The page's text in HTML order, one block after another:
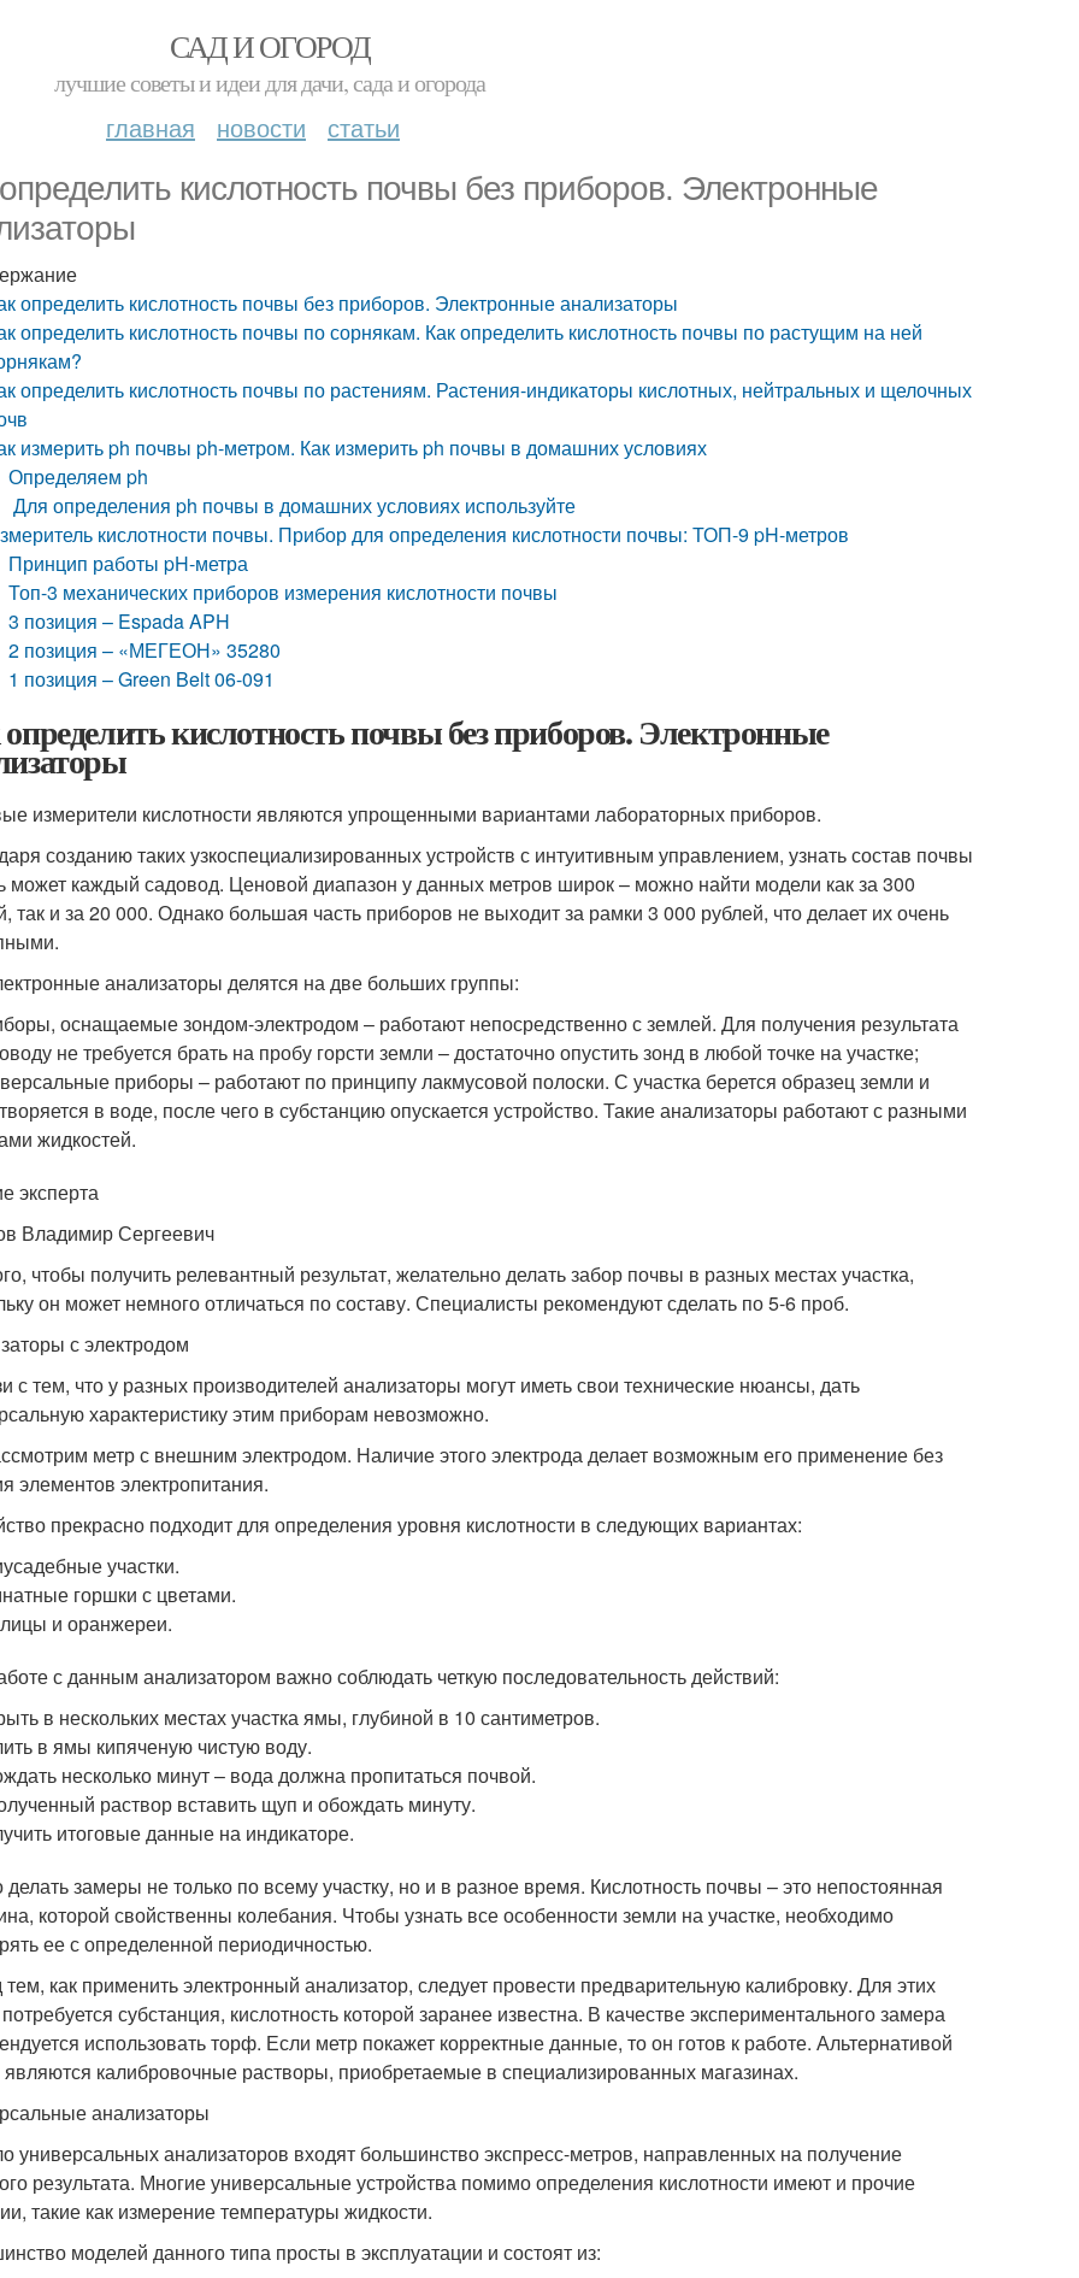
САД И ОГОРОД
лучшие советы и идеи для дачи, сада и огорода
главная новости статьи
кислотность почвы без приборов. Электронные
определить кислотность почвы без приборов. Электронные анализаторы
определить кислотность почвы по сорнякам. Как определить кислотность почвы по растущим на ней
определить кислотность почвы по растениям. Растения-индикаторы кислотных, нейтральных и щелочных
измерить ph почвы ph-метром. Как измерить ph почвы в домашних условиях
Определяем ph
Для определения ph почвы в домашних условиях используйте
кислотности почвы. Прибор для определения кислотности почвы: ТОП-9 pH-метров
Принцип работы pH-метра
Топ-3 механических приборов измерения кислотности почвы
3 позиция – Espada APH
2 позиция – «МЕГЕОН» 35280
1 позиция – Green Belt 06-091
кислотность почвы без приборов. Электронные
измерители кислотности являются упрощенными вариантами лабораторных приборов.
созданию таких узкоспециализированных устройств с интуитивным управлением, узнать состав почвы
может каждый садовод. Ценовой диапазон у данных метров широк – можно найти модели как за 300
так и за 20 000. Однако большая часть приборов не выходит за рамки 3 000 рублей, что делает их очень
анализаторы делятся на две больших группы:
оснащаемые зондом-электродом – работают непосредственно с землей. Для получения результата
не требуется брать на пробу горсти земли – достаточно опустить зонд в любой точке на участке;
приборы – работают по принципу лакмусовой полоски. С участка берется образец земли и
в воде, после чего в субстанцию опускается устройство. Такие анализаторы работают с разными
жидкостей.
эксперта
Владимир Сергеевич
чтобы получить релевантный результат, желательно делать забор почвы в разных местах участка,
он может немного отличаться по составу. Специалисты рекомендуют сделать по 5-6 проб.
с электродом
с тем, что у разных производителей анализаторы могут иметь свои технические нюансы, дать
характеристику этим приборам невозможно.
метр с внешним электродом. Наличие этого электрода делает возможным его применение без
элементов электропитания.
прекрасно подходит для определения уровня кислотности в следующих вариантах:
участки.
горшки с цветами.
и оранжереи.
с данным анализатором важно соблюдать четкую последовательность действий:
в нескольких местах участка ямы, глубиной в 10 сантиметров.
в ямы кипяченую чистую воду.
несколько минут – вода должна пропитаться почвой.
раствор вставить щуп и обождать минуту.
итоговые данные на индикаторе.
замеры не только по всему участку, но и в разное время. Кислотность почвы – это непостоянная
которой свойственны колебания. Чтобы узнать все особенности земли на участке, необходимо
ее с определенной периодичностью.
как применить электронный анализатор, следует провести предварительную калибровку. Для этих
субстанция, кислотность которой заранее известна. В качестве экспериментального замера
использовать торф. Если метр покажет корректные данные, то он готов к работе. Альтернативой
калибровочные растворы, приобретаемые в специализированных магазинах.
анализаторы
универсальных анализаторов входят большинство экспресс-метров, направленных на получение
результата. Многие универсальные устройства помимо определения кислотности имеют и прочие
такие как измерение температуры жидкости.
моделей данного типа просты в эксплуатации и состоят из: